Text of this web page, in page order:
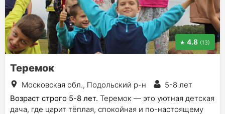
4.8 (13)
Теремок
Московская обл., Подольский р-н
5-8 лет
Возраст строго 5-8 лет. Теремок — это уютная детская
дача, где царит тёплая, спокойная и по-настоящему